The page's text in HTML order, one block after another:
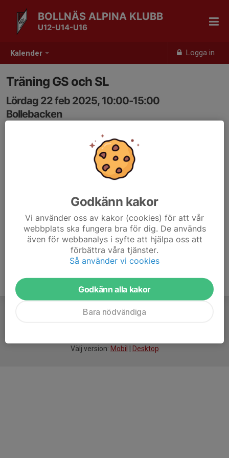
Kalender Logga in
BOLLNÄS ALPINA KLUBB
U12-U14-U16
Träning GS och SL
Lördag 22 feb 2025, 10:00-15:00
Bollebacken
Välj version: Mobil Desktop
Godkänn kakor
Vi använder oss av kakor (cookies) för att vår
webbplats ska fungera bra för dig. De används
även för webbanalys i syfte att hjälpa oss att
förbättra våra tjänster.
Så använder vi cookies
Godkänn alla kakor
Bara nödvändiga